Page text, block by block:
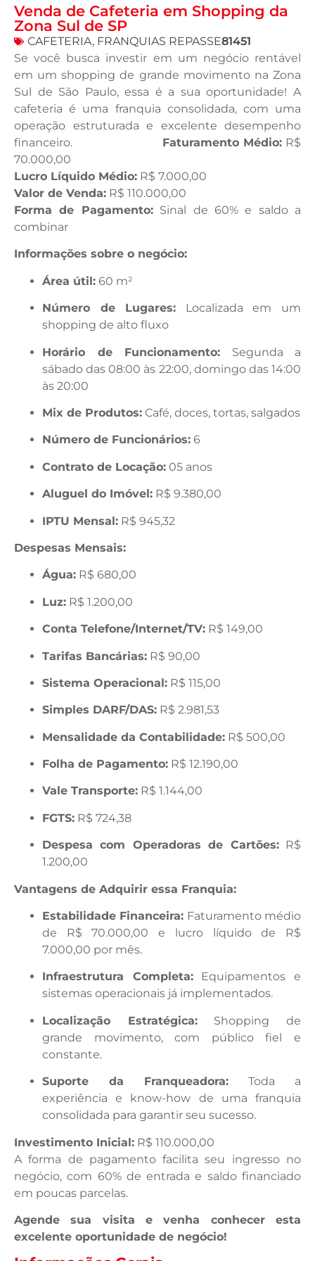
Venda de Cafeteria em Shopping da
Zona Sul de SP
CAFETERIA, FRANQUIAS REPASSE81451
Se você busca investir em um negócio rentável
em um shopping de grande movimento na Zona
Sul de São Paulo, essa é a sua oportunidade! A
cafeteria é uma franquia consolidada, com uma
operação estruturada e excelente desempenho
financeiro. Faturamento Médio: R$
70.000,00
Lucro Líquido Médio: R$ 7.000,00
Valor de Venda: R$ 110.000,00
Forma de Pagamento:Sinal de 60% e saldo a
combinar
Informações sobre o negócio:
Área útil: 60 m²
Número de Lugares: Localizada em um
shopping de alto fluxo
Horário de Funcionamento: Segunda a
sábado das 08:00 às 22:00, domingo das 14:00
às 20:00
Mix de Produtos: Café, doces, tortas, salgados
Número de Funcionários: 6
Contrato de Locação: 05 anos
Aluguel do Imóvel: R$ 9.380,00
IPTU Mensal: R$ 945,32
Despesas Mensais:
Água: R$ 680,00
Luz: R$ 1.200,00
Conta Telefone/Internet/TV: R$ 149,00
Tarifas Bancárias: R$ 90,00
Sistema Operacional: R$ 115,00
Simples DARF/DAS: R$ 2.981,53
Mensalidade da Contabilidade: R$ 500,00
Folha de Pagamento: R$ 12.190,00
Vale Transporte: R$ 1.144,00
FGTS: R$ 724,38
Despesa com Operadoras de Cartões:R$
1.200,00
Vantagens de Adquirir essa Franquia:
Estabilidade Financeira: Faturamento médio
de R$ 70.000,00 e lucro líquido de R$
7.000,00 por mês.
Infraestrutura Completa:Equipamentos e
sistemas operacionais já implementados.
Localização Estratégica:Shopping de
grande movimento, com público fiel e
constante.
Suporte da Franqueadora: Toda a
experiência e know-how de uma franquia
consolidada para garantir seu sucesso.
Investimento Inicial: R$ 110.000,00
A forma de pagamento facilita seu ingresso no
negócio, com 60% de entrada e saldo financiado
em poucas parcelas.
Agende sua visita e venha conhecer esta
excelente oportunidade de negócio!